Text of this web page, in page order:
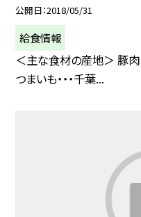
公開日 2018/05/31
給食情報
＜主な食材の産地＞ 豚肉・
つまいも・・・千葉...